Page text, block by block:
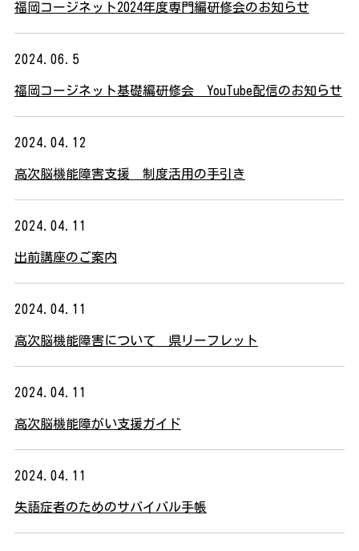
福岡コージネット2024年度専門編研修会のお知らせ
2024.06.5
福岡コージネット基礎編研修会 YouTube配信のお知らせ
2024.04.12
高次脳機能障害支援 制度活用の手引き
2024.04.11
出前講座のご案内
2024.04.11
高次脳機能障害について 県リーフレット
2024.04.11
高次脳機能障がい支援ガイド
2024.04.11
失語症者のためのサバイバル手帳